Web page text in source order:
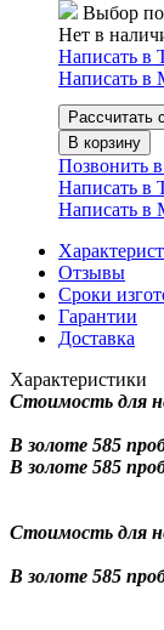
Выбор
Нет в
Написать в
Написать в
Рассчитать
В корзину
Позвонить
Написать в
Написать в
Отзывы
Сроки
Гарантии
Доставка
Характеристики
Стоимость для
В золоте 585
В золоте 585
Стоимость для
В золоте 585